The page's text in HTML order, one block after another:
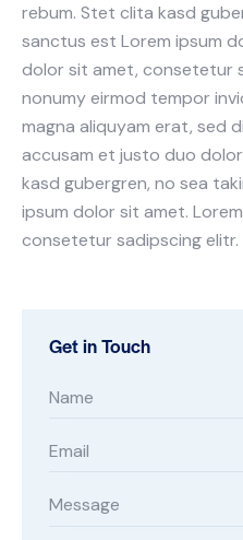
rebum. Stet clita kasd
sanctus est Lorem ipsum
dolor sit amet, consetetur
nonumy eirmod tempor
magna aliquyam erat, sed
accusam et justo duo
kasd gubergren, no sea
ipsum dolor sit amet.
consetetur sadipscing elitr.
Get in Touch